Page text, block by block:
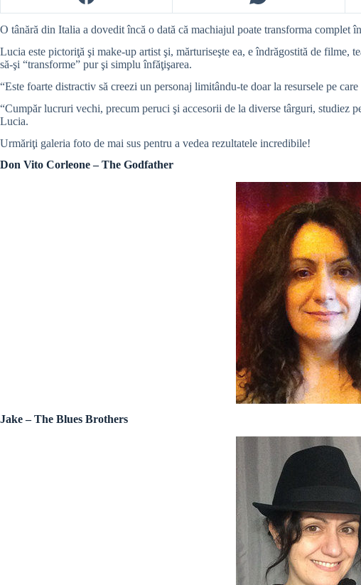
O tânără din Italia a dovedit încă o dată că machiajul poate transforma
Lucia este pictoriţă şi make-up artist şi, mărturiseşte ea, e îndrăgostită de filme,
să-şi “transforme” pur şi simplu înfăţişarea.
“Este foarte distractiv să creezi un personaj limitându-te doar la resursele pe
“Cumpăr lucruri vechi, precum peruci şi accesorii de la diverse târguri, studiez
Lucia.
Urmăriţi galeria foto de mai sus pentru a vedea rezultatele incredibile!
Don Vito Corleone – The Godfather
Jake – The Blues Brothers